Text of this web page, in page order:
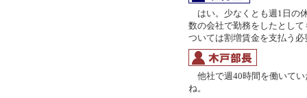
はい。少なくとも週1日の
数の会社で勤務をしたとし
ついては割増賃金を支払う
他社で週40時間を働いてい
ね。